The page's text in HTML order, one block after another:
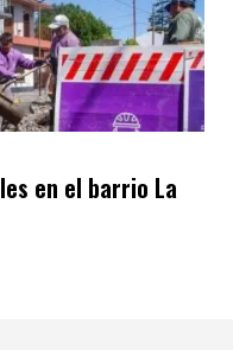
en el barrio La